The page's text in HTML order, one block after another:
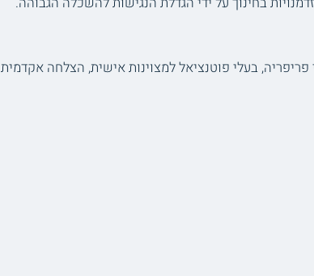
בעלי פוטנציאל למצוינות אישית, הצלחה אקדמית